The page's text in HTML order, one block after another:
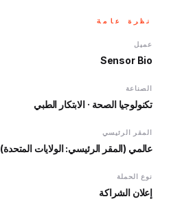
نظرة عامة
عميل
Sensor Bio
الصناعة
تكنولوجيا الصحة · الابتكار الطبي
المقر الرئيسي
عالمي (المقر الرئيسي: الولايات المتحدة)
نوع الحملة
إعلان الشراكة